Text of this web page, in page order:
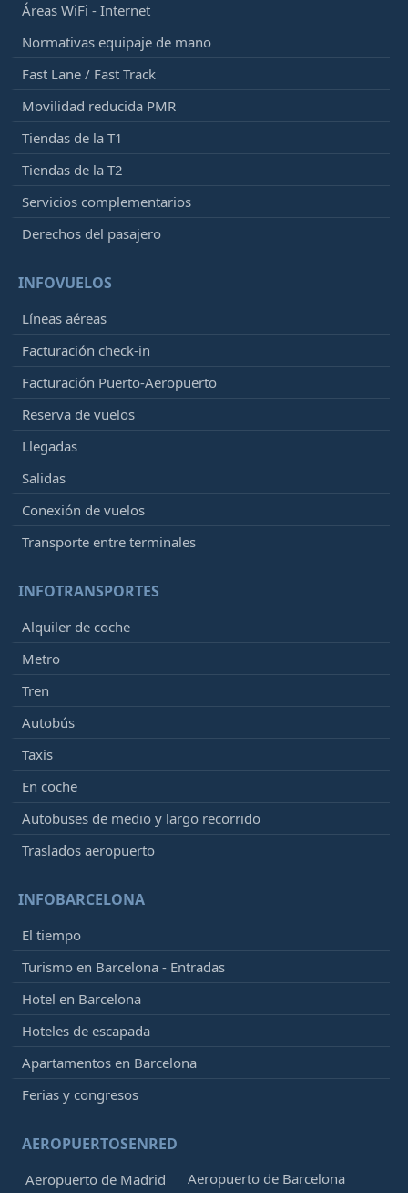
Áreas WiFi - Internet
Normativas equipaje de mano
Fast Lane / Fast Track
Movilidad reducida PMR
Tiendas de la T1
Tiendas de la T2
Servicios complementarios
Derechos del pasajero
INFOVUELOS
Líneas aéreas
Facturación check-in
Facturación Puerto-Aeropuerto
Reserva de vuelos
Llegadas
Salidas
Conexión de vuelos
Transporte entre terminales
INFOTRANSPORTES
Alquiler de coche
Metro
Tren
Autobús
Taxis
En coche
Autobuses de medio y largo recorrido
Traslados aeropuerto
INFOBARCELONA
El tiempo
Turismo en Barcelona - Entradas
Hotel en Barcelona
Hoteles de escapada
Apartamentos en Barcelona
Ferias y congresos
AEROPUERTOSENRED
Aeropuerto de Madrid Aeropuerto de Barcelona